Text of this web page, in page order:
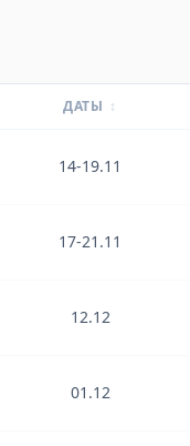
ДАТЫ ↕
14-19.11
17-21.11
12.12
01.12